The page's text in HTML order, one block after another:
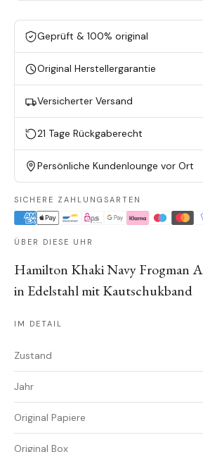
Geprüft & 100% original
Original Herstellergarantie
Versicherter Versand
21 Tage Rückgaberecht
Persönliche Kundenlounge vor Ort
SICHERE ZAHLUNGSARTEN
ÜBER DIESE UHR
Hamilton Khaki Navy Frogman
in Edelstahl mit Kautschukband
IM DETAIL
Zustand
Jahr
Original Papiere
Original Box